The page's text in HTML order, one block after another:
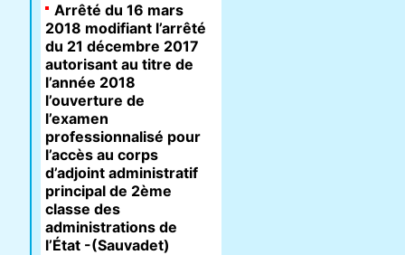
Arrêté du 16 mars
2018 modifiant l’arrêté
du 21 décembre 2017
autorisant au titre de
l’année 2018
l’ouverture de
l’examen
professionnalisé pour
l’accès au corps
d’adjoint administratif
principal de 2ème
classe des
administrations de
l’État -(Sauvadet)